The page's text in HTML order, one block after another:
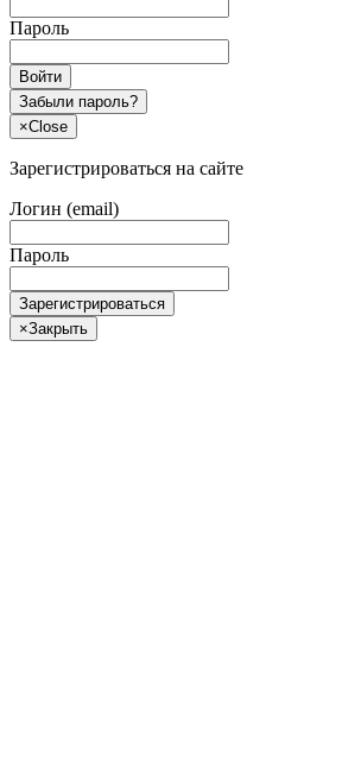
Пароль
Войти
Забыли пароль?
×Close
Зарегистрироваться на сайте
Логин (email)
Пароль
Зарегистрироваться
×Закрыть